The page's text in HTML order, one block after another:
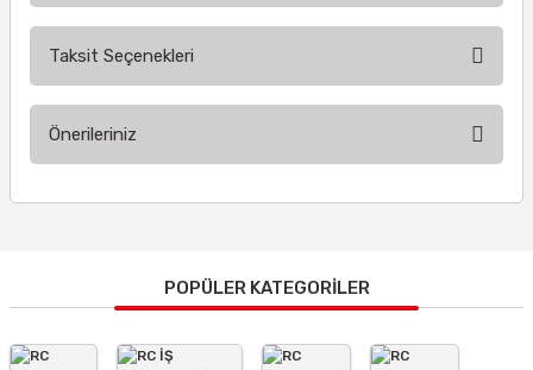
Taksit Seçenekleri
Önerileriniz
Görüş ve önerileriniz için teşekkür ederiz.
Ürün resmi kalitesiz, bozuk veya görüntülenemiyor.
POPÜLER KATEGORİLER